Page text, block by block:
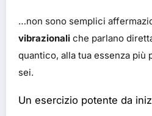
…non sono semplici
vibrazionali che parlano
quantico, alla tua essenza più
sei.
Un esercizio potente da